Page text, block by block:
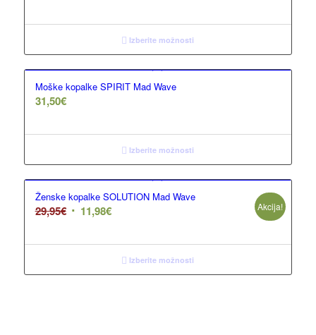
Izberite možnosti
Moške kopalke SPIRIT Mad Wave
31,50€
Izberite možnosti
Ženske kopalke SOLUTION Mad Wave
29,95€ 11,98€ Akcija!
Izberite možnosti